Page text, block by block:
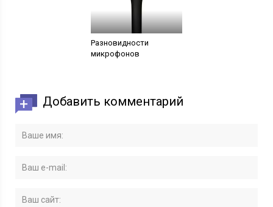
Разновидности
микрофонов
Добавить комментарий